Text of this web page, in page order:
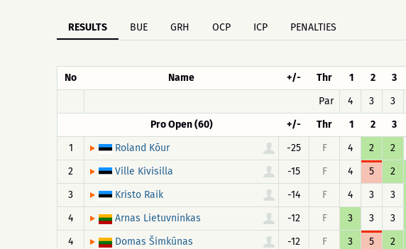
RESULTS BUE GRH OCP ICP PENALTIES
No Name +/- Thr 1 2 3
Par
4 3 3
Pro Open (60)
+/- Thr 1 2 3
1
Roland Kõur -25 F 4 2 2
2
Ville Kivisilla -15 F 4 5 2
3
Kristo Raik -14 F 4 3 3
4
Arnas Lietuvninkas -12 F 3 3 3
4
Domas Šimkūnas -12 F 3 5 2